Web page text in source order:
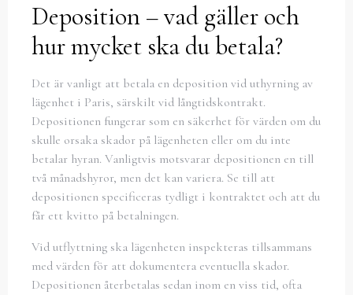
Deposition – vad gäller och
hur mycket ska du betala?
Det är vanligt att betala en deposition vid uthyrning av
lägenhet i Paris, särskilt vid långtidskontrakt.
Depositionen fungerar som en säkerhet för värden om du
skulle orsaka skador på lägenheten eller om du inte
betalar hyran. Vanligtvis motsvarar depositionen en till
två månadshyror, men det kan variera. Se till att
depositionen specificeras tydligt i kontraktet och att du
får ett kvitto på betalningen.
Vid utflyttning ska lägenheten inspekteras tillsammans
med värden för att dokumentera eventuella skador.
Depositionen återbetalas sedan inom en viss tid, ofta